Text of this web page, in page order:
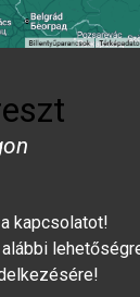
kapcsolatot!